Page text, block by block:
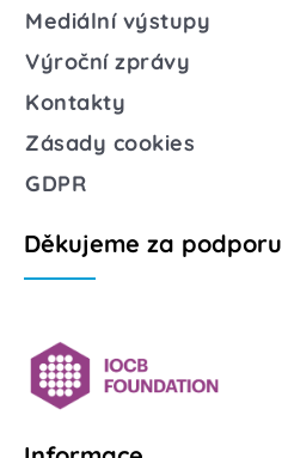
Mediální výstupy
Výroční zprávy
Kontakty
Zásady cookies
GDPR
Děkujeme za podporu